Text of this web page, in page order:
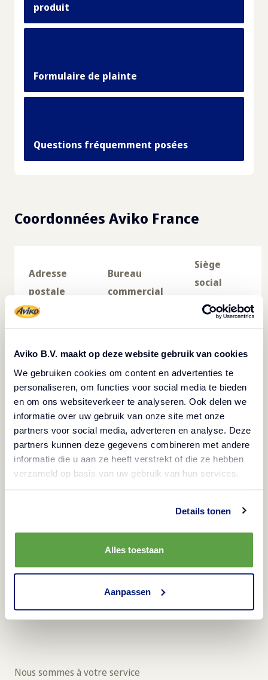
Aviko B.V. maakt op deze website gebruik van cookies
We gebruiken cookies om content en advertenties te
personaliseren, om functies voor social media te bieden
en om ons websiteverkeer te analyseren. Ook delen we
informatie over uw gebruik van onze site met onze
partners voor social media, adverteren en analyse. Deze
partners kunnen deze gegevens combineren met andere
informatie die u aan ze heeft verstrekt of die ze hebben
verzameld op basis van uw gebruik van hun services.
Details tonen
Alles toestaan
Aanpassen
produit
Formulaire de plainte
Questions fréquemment posées
Coordonnées Aviko France
Adresse
postale
Aviko B.V.
Steenderen
Pays-Bas
Bureau
commercial
Steenderen
Pays-Bas
Siège
social
Docteur A.
28
7221 CD
Steenderen
Pays-Bas
Service clientèle téléphonique
Aviko France
Notre service clientèle est disponible les jours
Numéro de téléphone : +33 365690024 ou courriel:
FranceServiceDesk@aviko.nl.
Nous sommes à votre service